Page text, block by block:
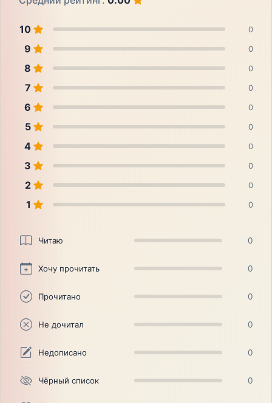
10 0
9 0
8 0
7 0
6 0
5 0
4 0
3 0
2 0
1 0
Читаю 0
Хочу прочитать 0
Прочитано 0
Не дочитал 0
Недописано 0
Чёрный список 0